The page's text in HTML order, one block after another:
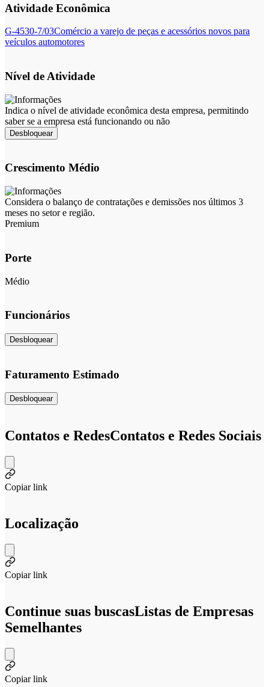
Atividade Econômica
G-4530-7/03Comércio a varejo de peças e acessórios novos para
veículos automotores
Nível de Atividade
Indica o nível de atividade econômica desta empresa, permitindo
saber se a empresa está funcionando ou não
Desbloquear
Crescimento Médio
Considera o balanço de contratações e demissões nos últimos 3
meses no setor e região.
Premium
Porte
Médio
Funcionários
Desbloquear
Faturamento Estimado
Desbloquear
Contatos e RedesContatos e Redes Sociais
Copiar link
Localização
Copiar link
Continue suas buscasListas de Empresas
Semelhantes
Copiar link